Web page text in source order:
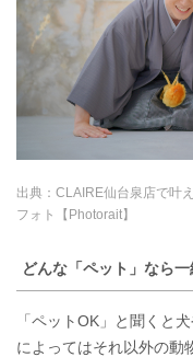
出典： CLAIRE仙台泉店で叶
フォト【Photorait】
どんな「ペット」なら
「ペットOK」と聞くと
によってはそれ以外の動